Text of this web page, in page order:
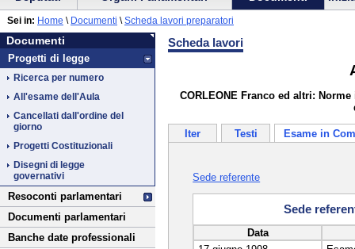
di
ausilio
alla
navigazione
Menu
di
navigazione
principale
di
navigazione
principale
menu
di
sezione
Documenti
Vai
al
contenuto
Documenti
Progetti di legge
Ricerca per numero
All'esame dell'Aula
Cancellati dall'ordine del
giorno
Progetti Costituzionali
Disegni di legge
governativi
Resoconti parlamentari
Documenti parlamentari
Banche date professionali
Sei in: Home \ Documenti \ Scheda lavori preparatori
Scheda lavori
CORLEONE Franco ed altri:
Iter Testi Esame in
Sede referente
Sede
Data